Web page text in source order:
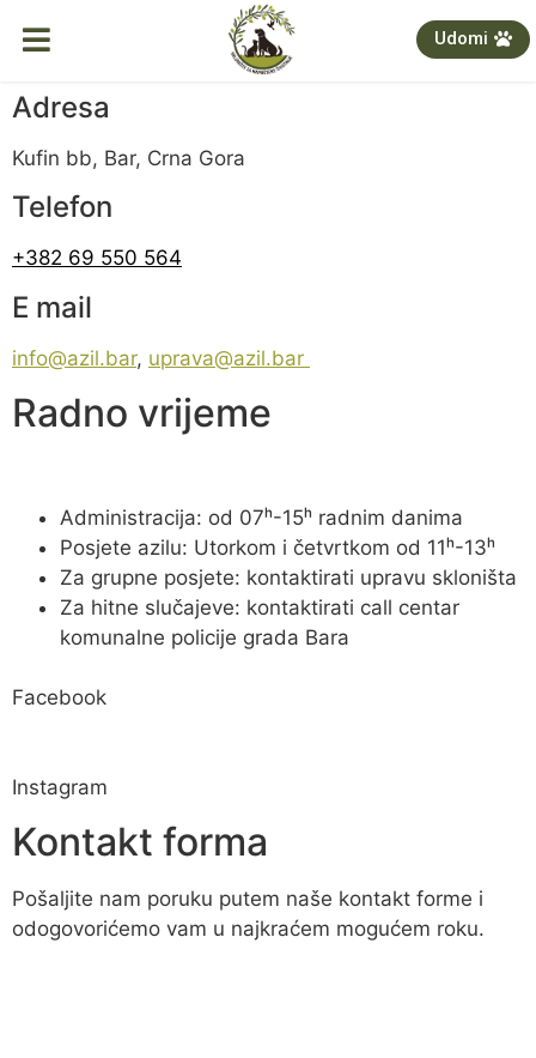
Udomi
Adresa
Kufin bb, Bar, Crna Gora
Telefon
+382 69 550 564
E mail
info@azil.bar, uprava@azil.bar
Radno vrijeme
Administracija: od 07ʰ-15ʰ radnim danima
Posjete azilu: Utorkom i četvrtkom od 11ʰ-13ʰ
Za grupne posjete: kontaktirati upravu skloništa
Za hitne slučajeve: kontaktirati call centar
komunalne policije grada Bara
Facebook
Instagram
Kontakt forma
Pošaljite nam poruku putem naše kontakt forme i
odogovorićemo vam u najkraćem mogućem roku.